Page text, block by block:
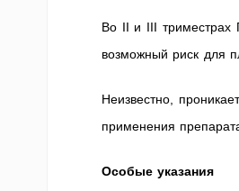
Во II и III триместрах
возможный риск для
Неизвестно,
применения
Особые указания